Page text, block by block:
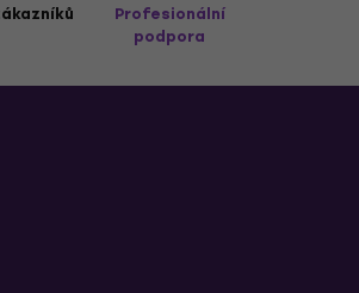
Profesionální
podpora